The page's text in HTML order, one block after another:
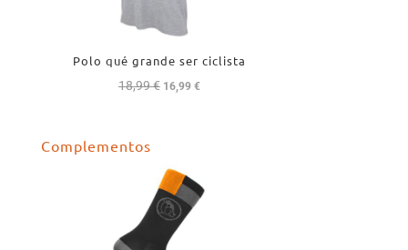
Polo qué grande ser ciclista
18,99€ El
18,99 €.
16,99 €El
Complementos